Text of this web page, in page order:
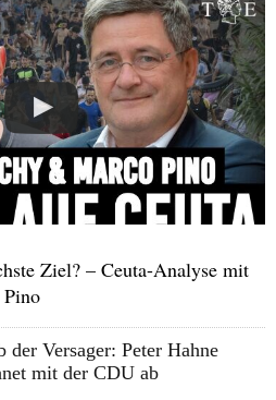
Ziel? – Ceuta-Analyse mit
der Versager: Peter Hahne
mit der CDU ab